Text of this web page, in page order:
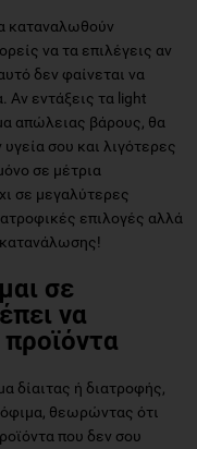
καταναλωθούν
να τα επιλέγεις αν
δεν φαίνεται να
Αν εντάξεις τα light
απώλειας βάρους, θα
σου και λιγότερες
σε μέτρια
σε μεγαλύτερες
επιλογές αλλά
σε
να
δίαιτας ή διατροφής,
θεωρώντας ότι
που δεν σου